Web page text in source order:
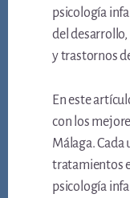
psicología
del
y trastornos
En este
con los
Málaga. Cada
tratamientos
psicología